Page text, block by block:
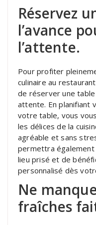
Réservez
l’avance
l’attente.
Pour profiter
culinaire au
de réserver une table
attente. En planifiant
votre table, vous
les délices de la
agréable et sans
permettra également
lieu prisé et de
personnalisé dès
Ne
fraîches